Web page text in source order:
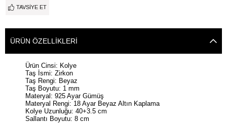
TAVSIYE ET
ÜRÜN ÖZELLIKLERI
Ürün Cinsi: Kolye
Taş İsmi: Zirkon
Taş Rengi: Beyaz
Taş Boyutu: 1 mm
Materyal: 925 Ayar Gümüş
Materyal Rengi: 18 Ayar Beyaz Altın Kaplama
Kolye Uzunluğu: 40+3.5 cm
Sallantı Boyutu: 8 cm